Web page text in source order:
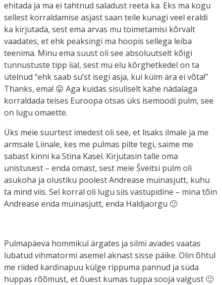
ehitada ja ma ei tahtnud saladust reeta ka. Eks ma kogu
sellest korraldamise asjast saan teile kunagi veel eraldi
ka kirjutada, sest ema arvas mu toimetamisi kõrvalt
vaadates, et ehk peaksingi ma hoopis sellega leiba
teenima. Minu ema suust oli see absoluutselt kõigi
tunnustuste tipp iial, sest mu elu kõrghetkedel on ta
ütelnud “ehk saab su’st isegi asja, kui külm ära ei võta!”
Thanks, ema! 😛 Aga kuidas sisuliselt kahe nädalaga
korraldada teises Euroopa otsas üks isemoodi pulm, see
on lugu omaette.
Üks meie suurtest imedest oli see, et lisaks ilmale ja me
armsale Liinale, kes me pulmas pilte tegi, saime me
sabast kinni ka Stina Kasel. Kirjutasin talle oma
unistusest – enda omast, sest meie Šveitsi pulm oli
asukoha ja olustiku poolest Andrease muinasjutt, kuhu
ta mind viis. Sel korral oli lugu siis vastupidine – mina tõin
Andrease enda muinasjutt, enda Haldjaorgu 🙂
Pulmapäeva hommikul ärgates ja silmi avades vaatas
lubatud vihmatormi asemel aknast sisse päike. Olin õhtul
me riided kardinapuu külge rippuma pannud ja süda
hüppas rõõmust, et õuest kumas tuppa sooja valgust 🙂